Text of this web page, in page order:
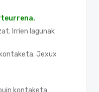
Irrien lagunak
kontaketa. Jexux
kontaketa.